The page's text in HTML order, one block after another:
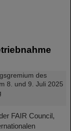
FAIR Council,